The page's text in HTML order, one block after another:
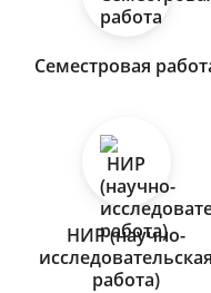
Семестровая
НИР (научно-
исследовательская
работа)